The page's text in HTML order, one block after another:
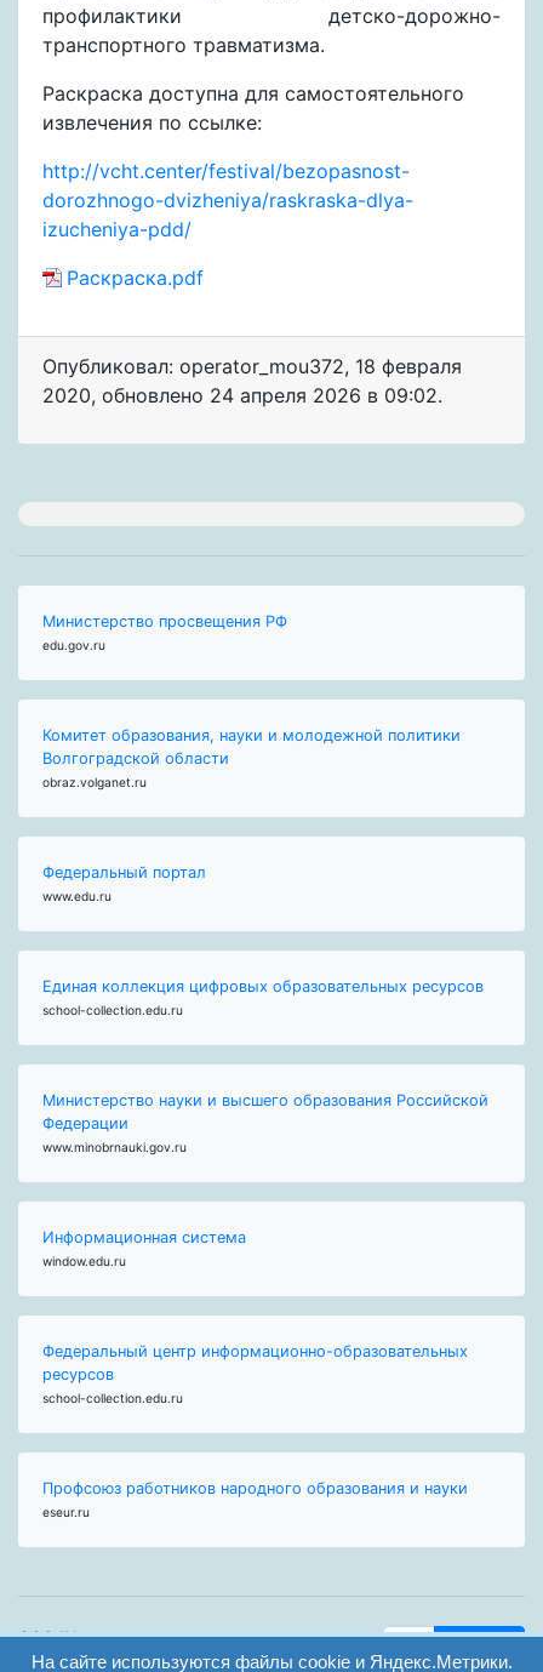
профилактики детско-дорожно-
транспортного травматизма.
Раскраска доступна для самостоятельного
извлечения по ссылке:
http://vcht.center/festival/bezopasnost-
dorozhnogo-dvizheniya/raskraska-dlya-
izucheniya-pdd/
Раскраска.pdf
Опубликовал: operator_mou372, 18 февраля
2020, обновлено 24 апреля 2026 в 09:02.
Министерство просвещения РФ
edu.gov.ru
Комитет образования, науки и молодежной политики
Волгоградской области
obraz.volganet.ru
Федеральный портал
www.edu.ru
Единая коллекция цифровых образовательных ресурсов
school-collection.edu.ru
Министерство науки и высшего образования Российской
Федерации
www.minobrnauki.gov.ru
Информационная система
window.edu.ru
Федеральный центр информационно-образовательных
ресурсов
school-collection.edu.ru
Профсоюз работников народного образования и науки
eseur.ru
ООО "Центр
образования и
На сайте используются файлы cookie и Яндекс.Метрики.